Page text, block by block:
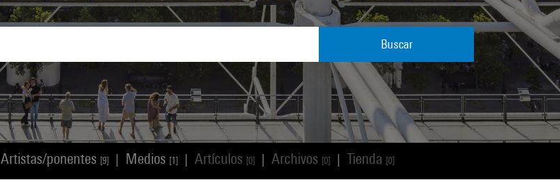
Buscar
Artistas/ponentes [9] Medios [1] Artículos [0] Archivos [0] Tienda [0]